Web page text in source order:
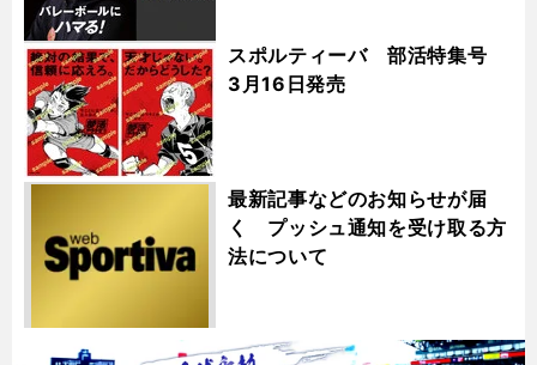
スポルティーバ 部活特集号
3月16日発売
最新記事などのお知らせが届
く プッシュ通知を受け取る方
法について